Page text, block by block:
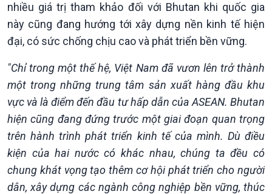
Chính trị
Tin Chính trị
Chính phủ với người dân
Quốc hội với cử tri
Xây dựng đảng
Đảng trong cuộc sống
Nhận diện sự thật
Pháp luật và đời sống
Thế giới
Tin thế giới
Vấn đề quốc tế
Hồ sơ sự kiện quốc tế
Thế giới & Việt Nam
Biên cương - Một dải vững
bền
nhiều giá trị tham khảo đối với Bhutan khi quốc gia
này cũng đang hướng tới xây dựng nền kinh tế hiện
đại, có sức chống chịu cao và phát triển bền vững.
"Chỉ trong một thế hệ, Việt Nam đã vươn lên trở thành
một trong những trung tâm sản xuất hàng đầu khu
vực và là điểm đến đầu tư hấp dẫn của ASEAN. Bhutan
hiện cũng đang đứng trước một giai đoạn quan trọng
trên hành trình phát triển kinh tế của mình. Dù điều
kiện của hai nước có khác nhau, chúng ta đều có
chung khát vọng tạo thêm cơ hội phát triển cho người
dân, xây dựng các ngành công nghiệp bền vững, thúc